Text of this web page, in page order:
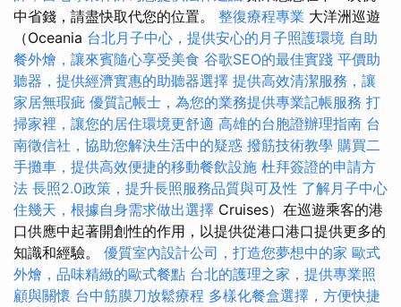
中省錢，請盡快取代您的位置。 整復療程專業 大洋洲巡遊
（Oceania 台北月子中心，提供安心的月子照護環境 自助
餐外燴，讓來賓隨心享受美食 谷歌SEO的最佳實踐 平價助
聽器，提供經濟實惠的助聽器選擇 提供高效清潔服務，讓
家居無瑕疵 優質記帳士，為您的業務提供專業記帳服務 打
掃家裡，讓您的居住環境更舒適 高雄的台胞證辦理指南 台
南徵信社，協助您解決生活中的疑惑 撥筋技術教學 購買二
手攤車，提供高效便捷的移動餐飲設施 杜拜簽證的申請方
法 長照2.0政策，提升長照服務品質與可及性 了解月子中心
住幾天，根據自身需求做出選擇 Cruises）在巡遊乘客的港
口供應中起著開創性的作用，以提供從港口港口提供更多的
知識和經驗。 優質室內設計公司，打造您夢想中的家 歐式
外燴，品味精緻的歐式餐點 台北的護理之家，提供專業照
顧與關懷 台中筋膜刀放鬆療程 多樣化餐盒選擇，方便快捷